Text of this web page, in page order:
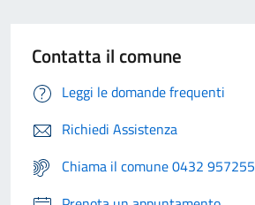
Contatta il comune
Leggi le domande frequenti
Richiedi Assistenza
Chiama il comune 0432 957255